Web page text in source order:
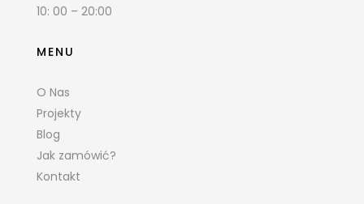
10: 00 – 20:00
MENU
O Nas
Projekty
Blog
Jak zamówić?
Kontakt